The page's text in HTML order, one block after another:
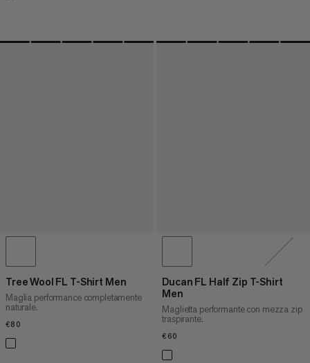
Tree Wool FL T-Shirt Men
Maglia performance completamente
naturale.
€80
Ducan FL Half Zip T-Shirt
Men
Maglietta performante con mezza zip
traspirante.
€60